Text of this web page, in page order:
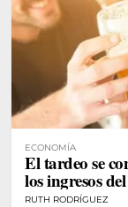
ECONOMÍA
El tardeo se
los ingresos
RUTH RODRÍGUEZ